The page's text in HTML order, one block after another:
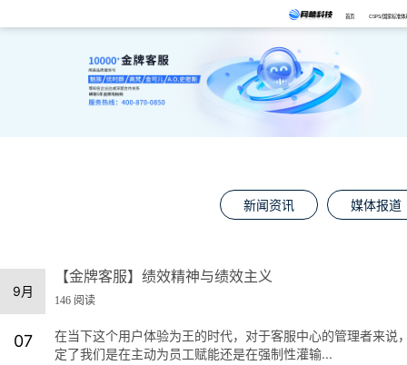
首页 CSPS/国家标准体
新闻资讯 媒体报道
9月
07
【金牌客服】绩效精神与绩效主义
146 阅读
在当下这个用户体验为王的时代，对于客服中心的管理者来
定了我们是在主动为员工赋能还是在强制性灌输...